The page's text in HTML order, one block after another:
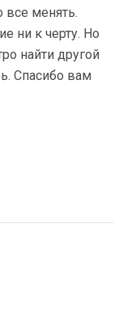
все менять.
ни к черту. Но
найти другой
Спасибо вам